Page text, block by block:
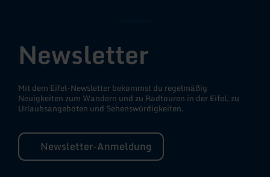
Newsletter
Mit dem Eifel-Newsletter bekommst du regelmäßig
Neuigkeiten zum Wandern und zu Radtouren in der Eifel, zu
Urlaubsangeboten und Sehenswürdigkeiten.
Newsletter-Anmeldung